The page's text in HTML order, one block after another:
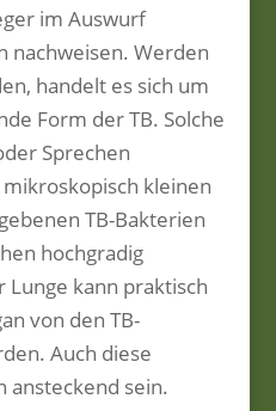
im Auswurf
nachweisen. Werden
handelt es sich um
Form der TB. Solche
Sprechen
kleinen
TB-Bakterien
hochgradig
kann praktisch
von den TB-
Auch diese
ansteckend sein.